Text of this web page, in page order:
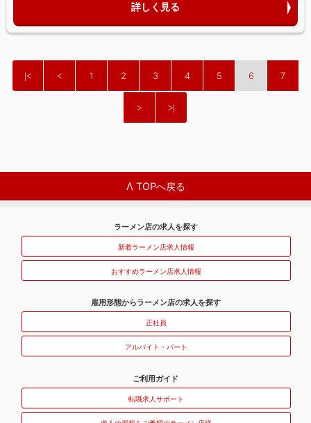
詳しく見る
1 2 3 4 5 6 7
Λ TOPへ戻る
ラーメン店の求人を探す
新着ラーメン店求人情報
おすすめラーメン店求人情報
雇用形態からラーメン店の求人を探す
正社員
アルバイト・パート
ご利用ガイド
転職求人サポート